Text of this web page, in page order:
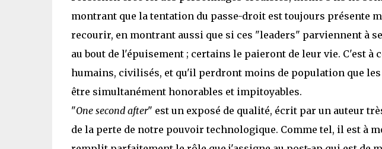
montrant que la tentation du passe-droit est toujours présente
recourir, en montrant aussi que si ces "leaders" parviennent à
au bout de l'épuisement ; certains le paieront de leur vie. C'est à
humains, civilisés, et qu'il perdront moins de population que
être simultanément honorables et impitoyables.
"One second after" est un exposé de qualité, écrit par un auteur
de la perte de notre pouvoir technologique. Comme tel, il est à